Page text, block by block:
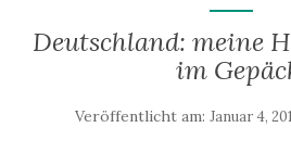
Deutschland: meine
im
Veröffentlicht am: Januar 4,